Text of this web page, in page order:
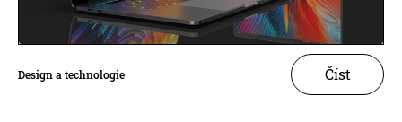
Design a technologie Číst